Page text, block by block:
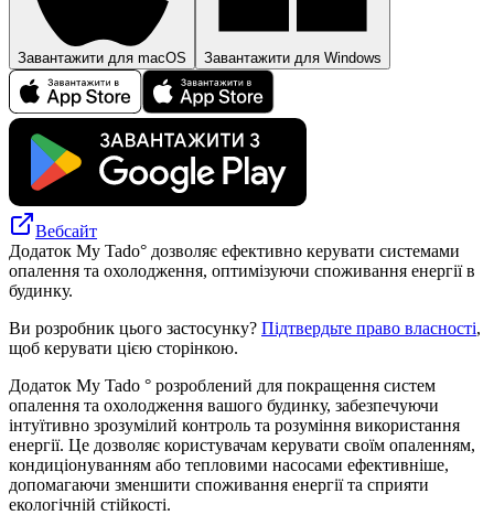
Завантажити для macOS Завантажити для Windows
Вебсайт
Додаток My Tado° дозволяє ефективно керувати системами
опалення та охолодження, оптимізуючи споживання енергії в
будинку.
Ви розробник цього застосунку? Підтвердьте право власності,
щоб керувати цією сторінкою.
Додаток My Tado ° розроблений для покращення систем
опалення та охолодження вашого будинку, забезпечуючи
інтуїтивно зрозумілий контроль та розуміння використання
енергії. Це дозволяє користувачам керувати своїм опаленням,
кондиціонуванням або тепловими насосами ефективніше,
допомагаючи зменшити споживання енергії та сприяти
екологічній стійкості.